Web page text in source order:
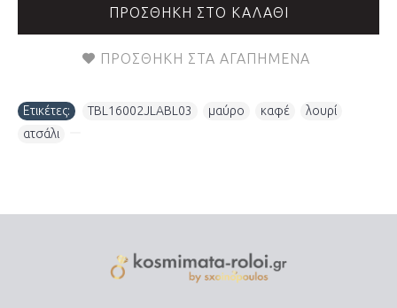
ΠΡΟΣΘΉΚΗ ΣΤΟ ΚΑΛΆΘΙ
ΠΡΟΣΘΉΚΗ ΣΤΑ ΑΓΑΠΗΜΈΝΑ
Ετικέτες: TBL16002JLABL03 μαύρο καφέ λουρί
ατσάλι